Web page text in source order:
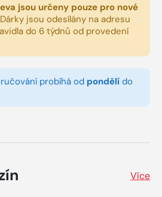
jsou určeny pouze pro nové
Dárky jsou odesílány na adresu
do 6 týdnů od provedení
probíhá od pondělí do
Více